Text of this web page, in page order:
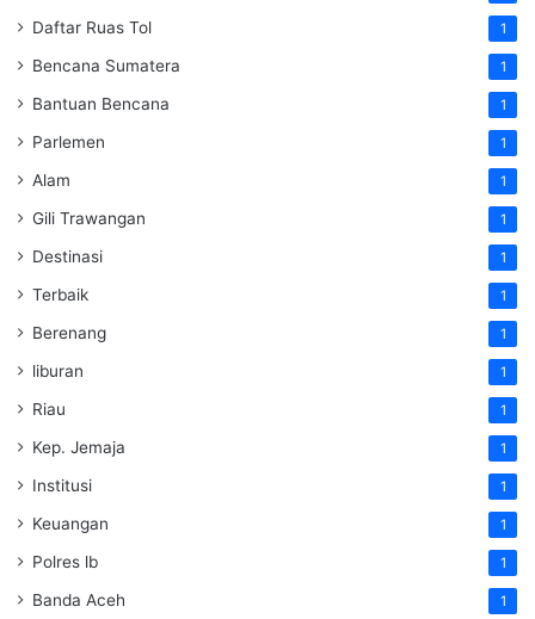
Daftar Ruas Tol 1
Bencana Sumatera 1
Bantuan Bencana 1
Parlemen 1
Alam 1
Gili Trawangan 1
Destinasi 1
Terbaik 1
Berenang 1
liburan 1
Riau 1
Kep. Jemaja 1
Institusi 1
Keuangan 1
Polres lb 1
Banda Aceh 1